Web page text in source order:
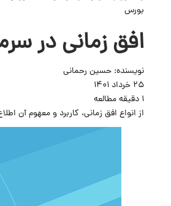
بورس
افق زمانی در
نویسنده: حسین رحمانی
25 خرداد 1401
1 دقیقه مطالعه
از انواع افق زمانی، کاربرد و معهوم آن